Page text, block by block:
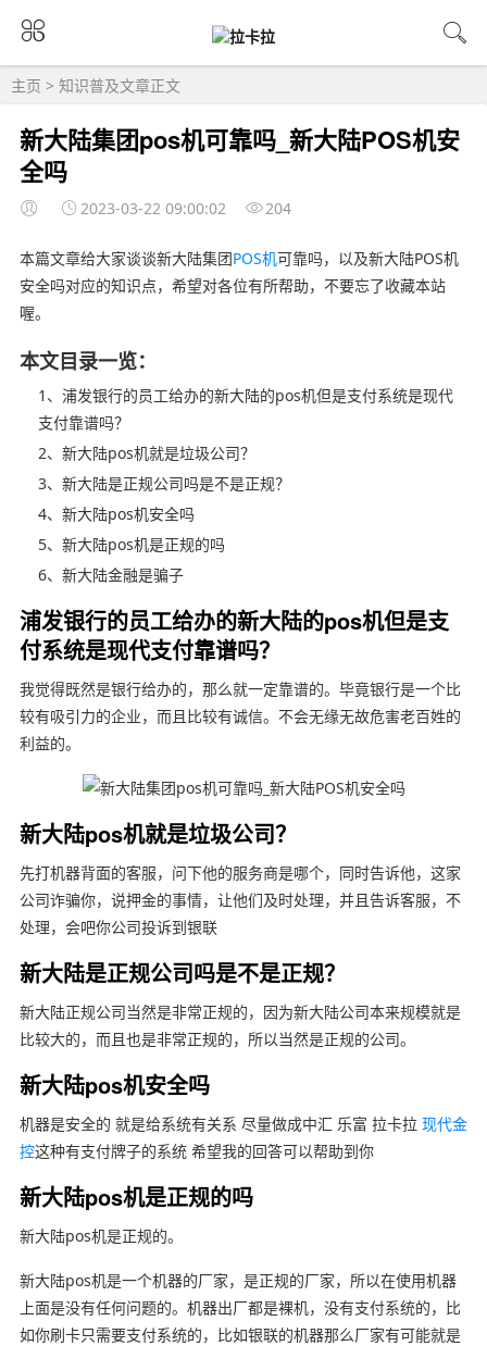
主页 > 知识普及文章正文
新大陆集团pos机可靠吗_新大陆POS机安
全吗
2023-03-22 09:00:02 204
本篇文章给大家谈谈新大陆集团POS机可靠吗，以及新大陆POS机
安全吗对应的知识点，希望对各位有所帮助，不要忘了收藏本站
喔。
本文目录一览：
1、浦发银行的员工给办的新大陆的pos机但是支付系统是现代
支付靠谱吗？
2、新大陆pos机就是垃圾公司？
3、新大陆是正规公司吗是不是正规？
4、新大陆pos机安全吗
5、新大陆pos机是正规的吗
6、新大陆金融是骗子
浦发银行的员工给办的新大陆的pos机但是支
付系统是现代支付靠谱吗？
我觉得既然是银行给办的，那么就一定靠谱的。毕竟银行是一个比
较有吸引力的企业，而且比较有诚信。不会无缘无故危害老百姓的
利益的。
新大陆pos机就是垃圾公司？
先打机器背面的客服，问下他的服务商是哪个，同时告诉他，这家
公司诈骗你，说押金的事情，让他们及时处理，并且告诉客服，不
处理，会吧你公司投诉到银联
新大陆是正规公司吗是不是正规？
新大陆正规公司当然是非常正规的，因为新大陆公司本来规模就是
比较大的，而且也是非常正规的，所以当然是正规的公司。
新大陆pos机安全吗
机器是安全的 就是给系统有关系 尽量做成中汇 乐富 拉卡拉 现代金
控这种有支付牌子的系统 希望我的回答可以帮助到你
新大陆pos机是正规的吗
新大陆pos机是正规的。
新大陆pos机是一个机器的厂家，是正规的厂家，所以在使用机器
上面是没有任何问题的。机器出厂都是裸机，没有支付系统的，比
如你刷卡只需要支付系统的，比如银联的机器那么厂家有可能就是